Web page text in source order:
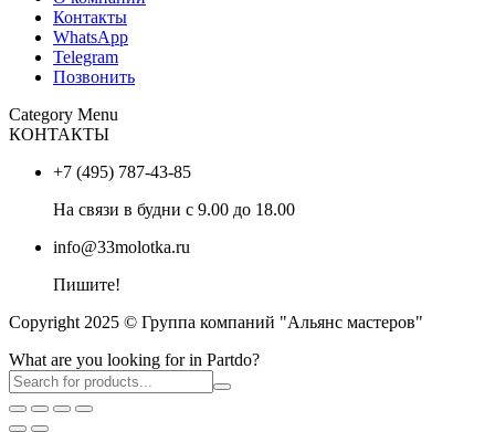
Контакты
WhatsApp
Telegram
Позвонить
Category Menu
КОНТАКТЫ
+7 (495) 787-43-85
На связи в будни с 9.00 до 18.00
info@33molotka.ru
Пишите!
Copyright 2025 © Группа компаний "Альянс мастеров"
What are you looking for in Partdo?